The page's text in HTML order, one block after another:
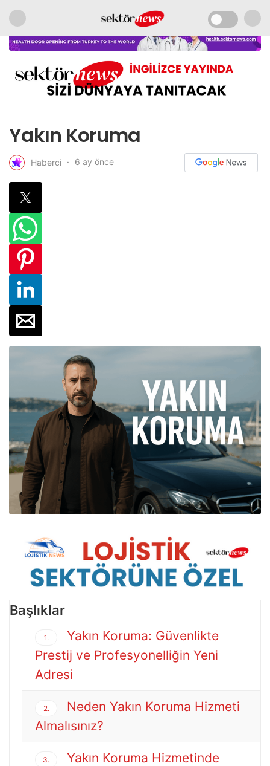
Yakın Koruma
Haberci 6 ay önce
Başlıklar
1.
Yakın Koruma: Güvenlikte
Prestij ve Profesyonelliğin Yeni
Adresi
2.
Neden Yakın Koruma Hizmeti
Almalısınız?
3.
Yakın Koruma Hizmetinde